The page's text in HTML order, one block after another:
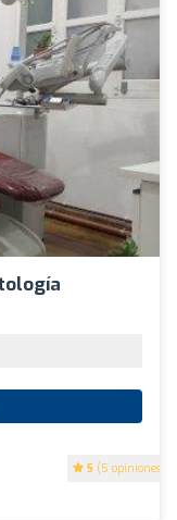
5 (5 opiniones)